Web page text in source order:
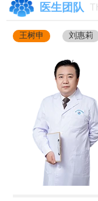
医生团队
王树申 刘惠莉